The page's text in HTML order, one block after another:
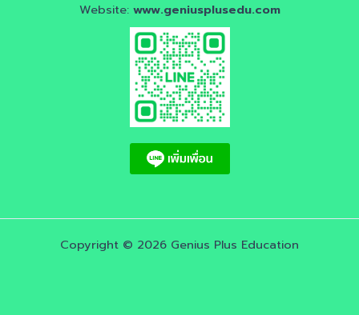
Website: www.geniusplusedu.com
Copyright © 2026 Genius Plus Education